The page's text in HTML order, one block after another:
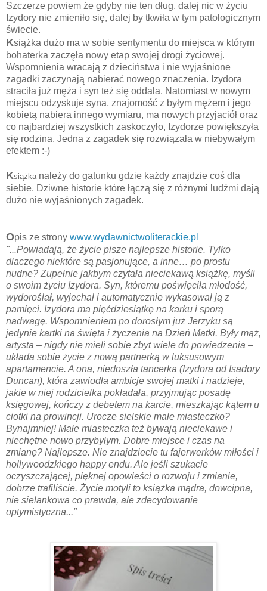
Szczerze powiem że gdyby nie ten dług, dalej nic w życiu
Izydory nie zmieniło się, dalej by tkwiła w tym patologicznym
świecie.
Książka dużo ma w sobie sentymentu do miejsca w którym
bohaterka zaczęła nowy etap swojej drogi życiowej.
Wspomnienia wracają z dzieciństwa i nie wyjaśnione
zagadki zaczynają nabierać nowego znaczenia. Izydora
straciła już męża i syn też się oddala. Natomiast w nowym
miejscu odzyskuje syna, znajomość z byłym mężem i jego
kobietą nabiera innego wymiaru, ma nowych przyjaciół oraz
co najbardziej wszystkich zaskoczyło, Izydorze powiększyła
się rodzina. Jedna z zagadek się rozwiązała w niebywałym
efektem :-)
Książka należy do gatunku gdzie każdy znajdzie coś dla
siebie. Dziwne historie które łączą się z różnymi ludźmi dają
dużo nie wyjaśnionych zagadek.
Opis ze strony www.wydawnictwoliterackie.pl
"...Powiadają, że życie pisze najlepsze historie. Tylko
dlaczego niektóre są pasjonujące, a inne… po prostu
nudne? Zupełnie jakbym czytała nieciekawą książkę, myśli
o swoim życiu Izydora. Syn, któremu poświęciła młodość,
wydoroślał, wyjechał i automatycznie wykasował ją z
pamięci. Izydora ma pięćdziesiątkę na karku i sporą
nadwagę. Wspomnieniem po dorosłym już Jerzyku są
jedynie kartki na święta i życzenia na Dzień Matki. Były mąż,
artysta – nigdy nie mieli sobie zbyt wiele do powiedzenia –
układa sobie życie z nową partnerką w luksusowym
apartamencie. A ona, niedoszła tancerka (Izydora od Isadory
Duncan), która zawiodła ambicje swojej matki i nadzieje,
jakie w niej rodzicielka pokładała, przyjmując posadę
księgowej, kończy z debetem na karcie, mieszkając kątem u
ciotki na prowincji. Urocze sielskie małe miasteczko?
Bynajmniej! Małe miasteczka też bywają nieciekawe i
niechętne nowo przybyłym. Dobre miejsce i czas na
zmianę? Najlepsze. Nie znajdziecie tu fajerwerków miłości i
hollywoodzkiego happy endu. Ale jeśli szukacie
oczyszczającej, pięknej opowieści o rozwoju i zmianie,
dobrze trafiliście. Życie motyli to książka mądra, dowcipna,
nie sielankowa co prawda, ale zdecydowanie
optymistyczna..."